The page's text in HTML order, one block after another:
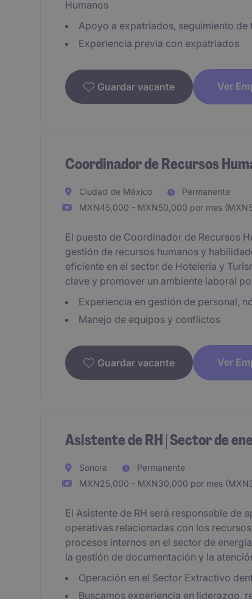
Humanos
Apoyo a expatriados, seguimiento
Experiencia previa con expatriados
Guardar vacante Ver
Coordinador de Recursos
Ciudad de México
Permanente
MXN45,000 - MXN50,000 por mes
El puesto de Coordinador de Recursos
gestión de recursos humanos y
eficiente en el sector de Hotelería y
clave y promover un ambiente laboral
Experiencia en gestión de personal,
Manejo de equipos y conflictos
Guardar vacante Ver
Asistente de RH | Sector de
Sonora
Permanente
MXN25,000 - MXN30,000 por mes
El Asistente de RH será responsable de
operativas relacionadas con los
procesos internos en el sector de
la gestión de documentación y la
Operación en el Sector Extractivo
Buscamos experiencia en liderazgo,